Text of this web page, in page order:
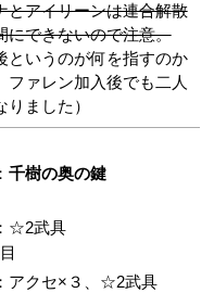
とアイリーンは連合解散
にできないので注意。
というのが何を指すのか
ファレン加入後でも二人
ました）
千樹の奥の鍵
☆2武具
アクセ×３、☆2武具